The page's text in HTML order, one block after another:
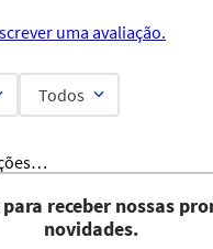
uma avaliação.
Todos
receber nossas
novidades.